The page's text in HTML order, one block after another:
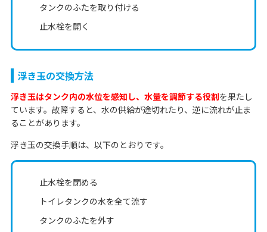
タンクのふたを取り付ける
止水栓を開く
浮き玉の交換方法
浮き玉はタンク内の水位を感知し、水量を調節する役割を果たし
ています。故障すると、水の供給が途切れたり、逆に流れが止ま
ることがあります。
浮き玉の交換手順は、以下のとおりです。
止水栓を閉める
トイレタンクの水を全て流す
タンクのふたを外す